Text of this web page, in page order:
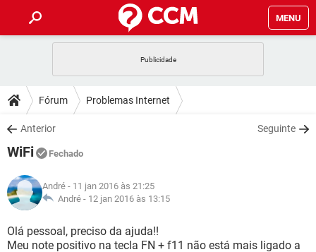
MENU
CELULAR FACEBOOK
OUTLOOK
INSTAGRAM
GUIA DE COMPRAS
DICAS
JOGOS WHATSAPP
INSTAGRAM
GUIA DE COMPRAS
DOWNLOADS
JOGOS
CELULAR
OUTLOOK EXCEL
INSTAGRAM
GUIA DE COMPRAS
FÓRUM
JOGOS
CELULAR
OUTLOOK
GLOSSÁRIO
JOGOS
CELULAR FACEBOOK
Fórum Problemas Internet
Anterior Seguinte
WiFi Fechado
André - 11 jan 2016 às 21:25
André - 12 jan 2016 às 13:15
Olá pessoal, preciso da ajuda!!
Meu note positivo na tecla FN + f11 não está mais ligado a